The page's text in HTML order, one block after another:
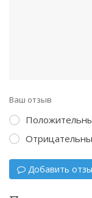
Ваш отзыв
Добавить